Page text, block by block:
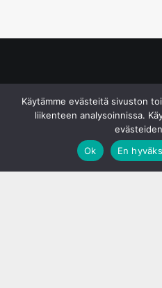
Käytämme evästeitä sivuston
liikenteen analysoinnissa.
Ok
En